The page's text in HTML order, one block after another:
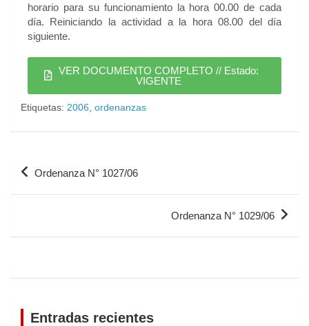
horario para su funcionamiento la hora 00.00 de cada
día. Reiniciando la actividad a la hora 08.00 del día
siguiente.
VER DOCUMENTO COMPLETO // Estado:
VIGENTE
Etiquetas: 2006 ordenanzas
Ordenanza N° 1027/06
Ordenanza N° 1029/06
Entradas recientes